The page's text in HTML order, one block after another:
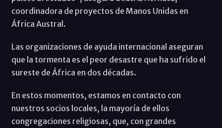
coordinadora de proyectos de Manos Unidas en
África Austral.
Las organizaciones de ayuda internacional aseguran
que la tormenta es el peor desastre que ha sufrido el
sureste de África en dos décadas.
En estos momentos, estamos en contacto con
nuestros socios locales, la mayoría de ellos
congregaciones religiosas, que, con grandes